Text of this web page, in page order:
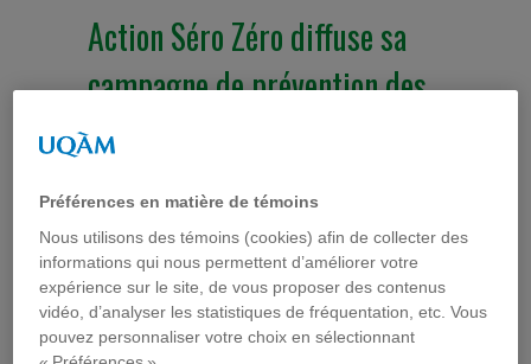
Action Séro Zéro diffuse sa
campagne de prévention des
ITSS et du VIH/Sida sur
Dans le cadre de la campagne « Es-tu bien équipé
» ciblant les HARSAH (hommes ayant des relations
sexuelles avec d’autres hommes), l’organisme
montréalais Action Séro Zéro diffuse sur YouTube
une vidéo à saveur humoristique. Celle-ci met en
Préférences en matière de témoins
Nous utilisons des témoins (cookies) afin de collecter des
informations qui nous permettent d’améliorer votre
expérience sur le site, de vous proposer des contenus
vidéo, d’analyser les statistiques de fréquentation, etc. Vous
pouvez personnaliser votre choix en sélectionnant